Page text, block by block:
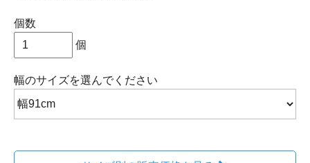
個数
個
幅のサイズを選んでください